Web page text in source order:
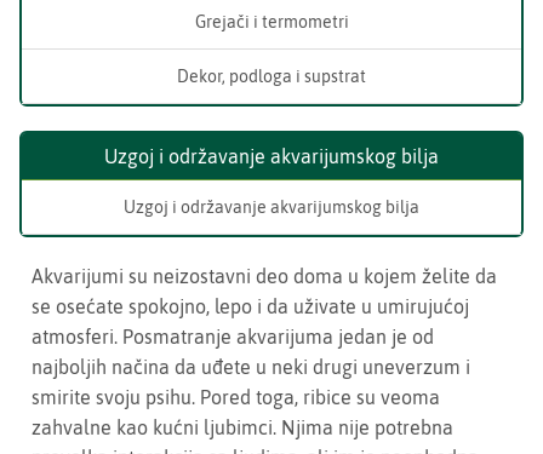
Grejači i termometri
Dekor, podloga i supstrat
Uzgoj i održavanje akvarijumskog bilja
Uzgoj i održavanje akvarijumskog bilja
Akvarijumi su neizostavni deo doma u kojem želite da
se osećate spokojno, lepo i da uživate u umirujućoj
atmosferi. Posmatranje akvarijuma jedan je od
najboljih načina da uđete u neki drugi uneverzum i
smirite svoju psihu. Pored toga, ribice su veoma
zahvalne kao kućni ljubimci. Njima nije potrebna